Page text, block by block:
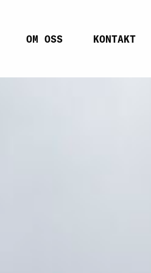
OM OSS KONTAKT